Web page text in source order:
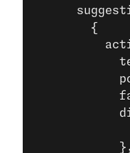
        {